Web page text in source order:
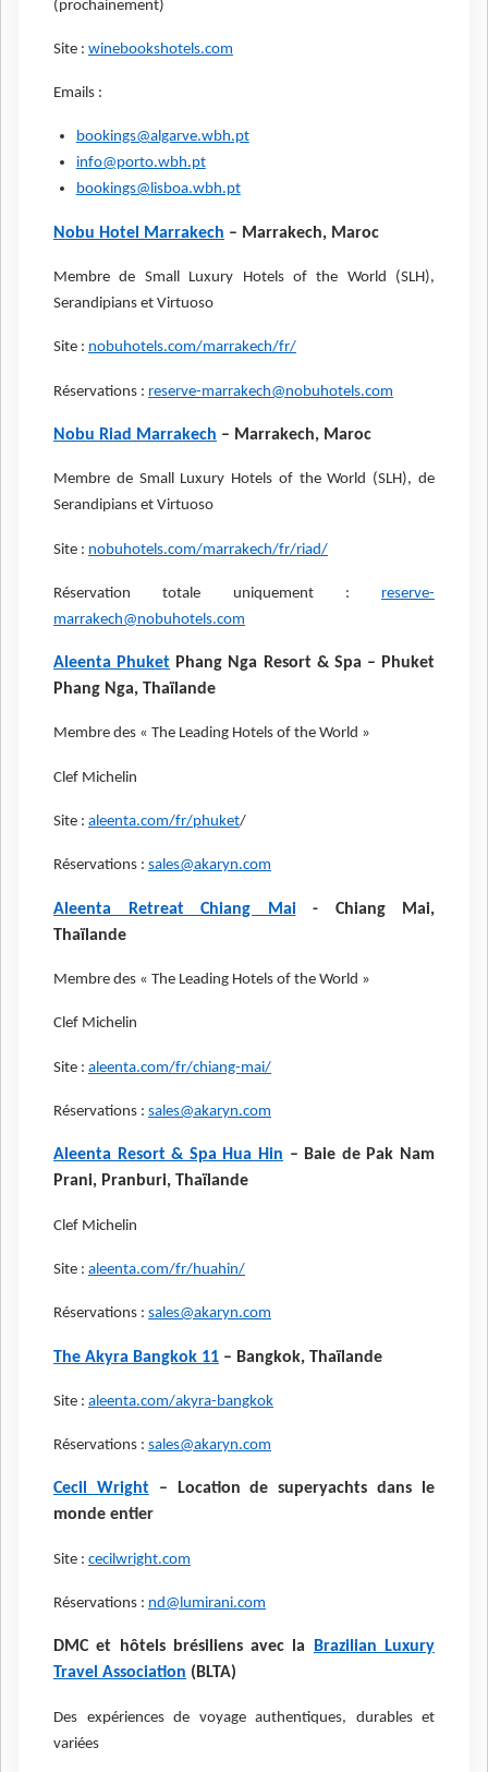
(prochainement)
Site : winebookshotels.com
Emails :
bookings@algarve.wbh.pt
info@porto.wbh.pt
bookings@lisboa.wbh.pt
Nobu Hotel Marrakech – Marrakech, Maroc
Membre de Small Luxury Hotels of the World (SLH),
Serandipians et Virtuoso
Site : nobuhotels.com/marrakech/fr/
Réservations : reserve-marrakech@nobuhotels.com
Nobu Riad Marrakech – Marrakech, Maroc
Membre de Small Luxury Hotels of the World (SLH), de
Serandipians et Virtuoso
Site : nobuhotels.com/marrakech/fr/riad/
Réservation totale uniquement : reserve-
marrakech@nobuhotels.com
Aleenta Phuket Phang Nga Resort & Spa – Phuket
Phang Nga, Thaïlande
Membre des « The Leading Hotels of the World »
Clef Michelin
Site : aleenta.com/fr/phuket/
Réservations : sales@akaryn.com
Aleenta Retreat Chiang Mai- Chiang Mai,
Thaïlande
Membre des « The Leading Hotels of the World »
Clef Michelin
Site : aleenta.com/fr/chiang-mai/
Réservations : sales@akaryn.com
Aleenta Resort & Spa Hua Hin – Baie de Pak Nam
Prani, Pranburi, Thaïlande
Clef Michelin
Site : aleenta.com/fr/huahin/
Réservations : sales@akaryn.com
The Akyra Bangkok 11 – Bangkok, Thaïlande
Site : aleenta.com/akyra-bangkok
Réservations : sales@akaryn.com
Cecil Wright– Location de superyachts dans le
monde entier
Site : cecilwright.com
Réservations : nd@lumirani.com
DMC et hôtels brésiliens avec la Brazilian Luxury
Travel Association (BLTA)
Des expériences de voyage authentiques, durables et
variées